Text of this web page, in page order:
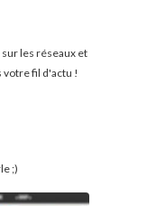
les réseaux et
votre fil d'actu !
;)